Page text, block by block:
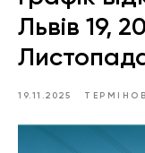
Львів 19,
19.11.2025